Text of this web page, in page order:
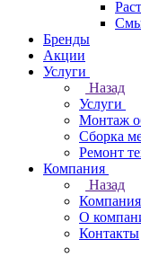
Бренды
Акции
Услуги
Назад
Услуги
Монтаж
Сборка
Ремонт
Компания
Назад
Компания
О
Контакты